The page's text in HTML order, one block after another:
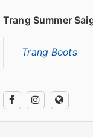
Trang Summer
Trang Boots